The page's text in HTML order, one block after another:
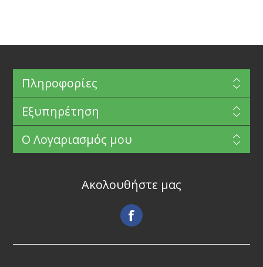
Πληροφορίες
Εξυπηρέτηση
Ο Λογαριασμός μου
Ακολουθήστε μας